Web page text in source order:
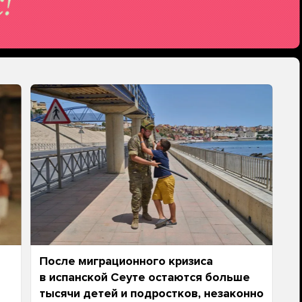
После миграционного кризиса
в испанской Сеуте остаются больше
тысячи детей и подростков, незаконно